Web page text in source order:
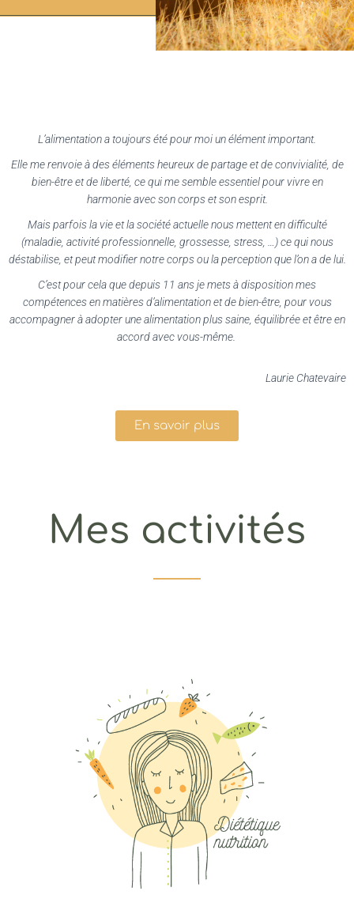
L ’alimentation a toujours été pour moi un élément important.
Elle me renvoie à des éléments heureux de partage et de convivialité, de
bien-être et de liberté, ce qui me semble essentiel pour vivre en
harmonieavec son corps et son esprit.
Mais parfois la vie et la société actuelle nous mettent en difficulté
(maladie, activité professionnelle, grossesse, stress, …) ce qui nous
déstabilise, et peut modifier notre corps ou la perception que l’on a de lui.
C’est pour cela que depuis 11 ans je mets à disposition mes
compétences en matières d’alimentation et de bien-être, pour vous
accompagner à adopter une alimentation plus saine, équilibrée et être en
accord avec vous-même.
Laurie Chatevaire
En savoir plus
Mes activités